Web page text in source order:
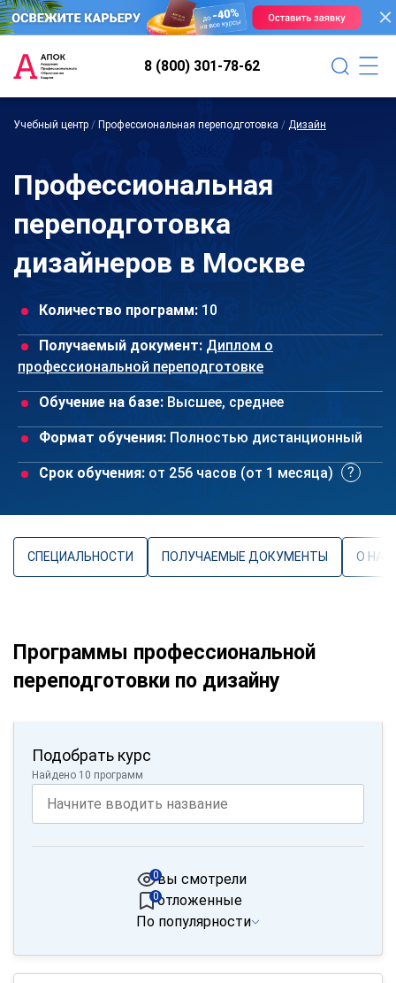
8 (800) 301-78-62
Учебный центр / Профессиональная переподготовка / Дизайн
Профессиональная
переподготовка
дизайнеров в Москве
Количество программ: 10
Получаемый документ: Диплом о
профессиональной переподготовке
Обучение на базе: Высшее, среднее
Формат обучения: Полностью дистанционный
Срок обучения: от 256 часов (от 1 месяца)
СПЕЦИАЛЬНОСТИ ПОЛУЧАЕМЫЕ ДОКУМЕНТЫ О
Программы профессиональной
переподготовки по дизайну
Подобрать курс
Найдено 10 программ
вы смотрели
0
отложенные
0
По популярности